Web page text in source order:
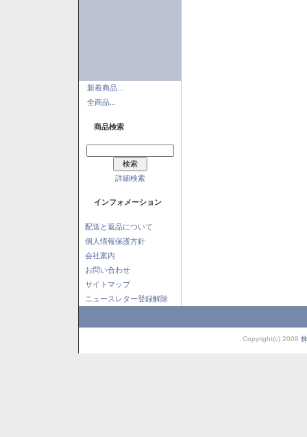
新着商品...
全商品...
商品検索
詳細検索
インフォメーション
配送と返品について
個人情報保護方針
会社案内
お問い合わせ
サイトマップ
ニュースレター登録解除
Copyright(c) 2008